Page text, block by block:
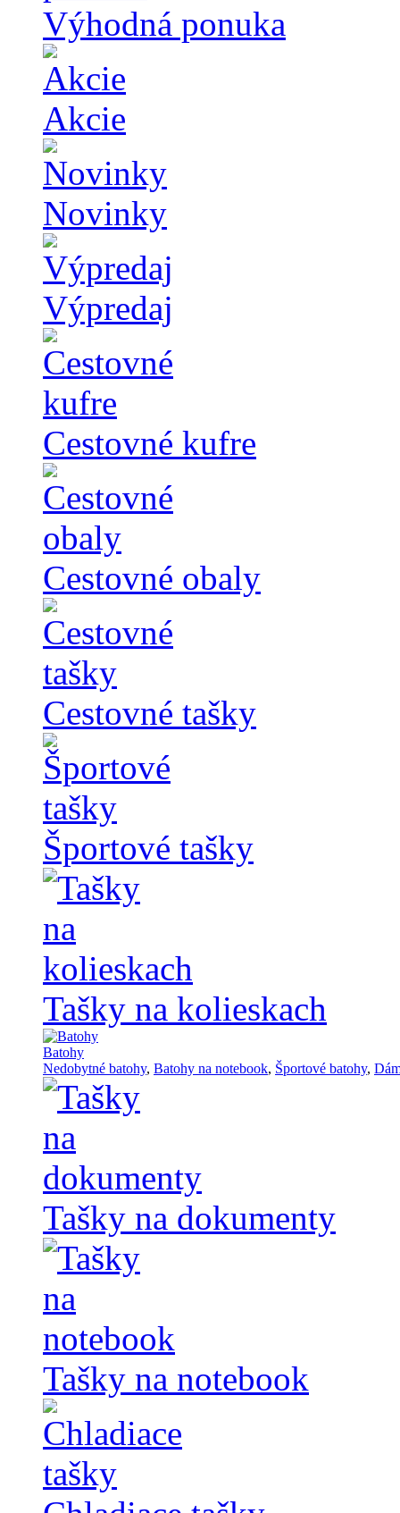
Výhodná ponuka
Akcie
Novinky
Výpredaj
Cestovné kufre
Cestovné obaly
Cestovné tašky
Športové tašky
Tašky na kolieskach
Batohy
Nedobytné batohy, Batohy na notebook, Športové batohy,
Tašky na dokumenty
Tašky na notebook